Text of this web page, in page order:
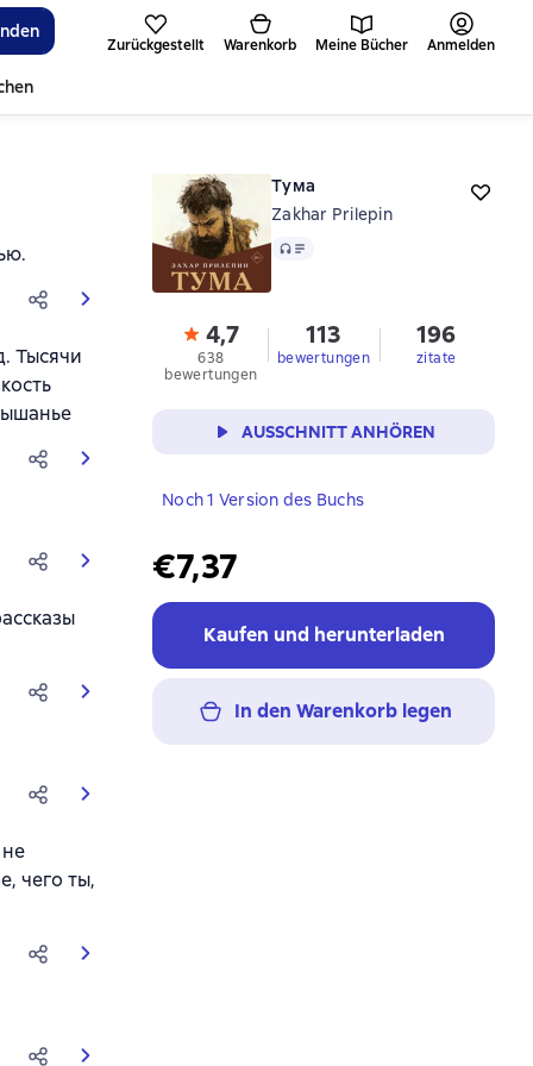
Zurückgestellt Warenkorb Meine Bücher Anmelden
Тысячи
чего ты,
Тума
Zakhar Prilepin
Audio
4,7
638
bewertungen
113
bewertungen
196
zitate
AUSSCHNITT ANHÖREN
Noch 1 Version des Buchs
€7,37
Kaufen und herunterladen
In den Warenkorb legen